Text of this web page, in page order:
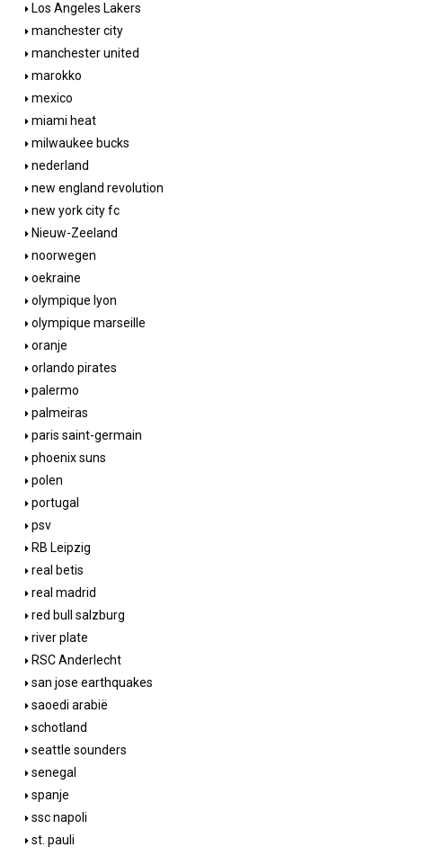
Los Angeles Lakers
manchester city
manchester united
marokko
mexico
miami heat
milwaukee bucks
nederland
new england revolution
new york city fc
Nieuw-Zeeland
noorwegen
oekraine
olympique lyon
olympique marseille
oranje
orlando pirates
palermo
palmeiras
paris saint-germain
phoenix suns
polen
portugal
psv
RB Leipzig
real betis
real madrid
red bull salzburg
river plate
RSC Anderlecht
san jose earthquakes
saoedi arabië
schotland
seattle sounders
senegal
spanje
ssc napoli
st. pauli